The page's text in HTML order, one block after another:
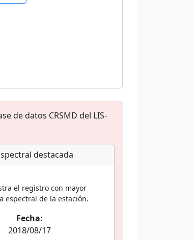
de datos CRSMD del LIS-
destacada
el registro con mayor
espectral de la estación.
Fecha:
2018/08/17